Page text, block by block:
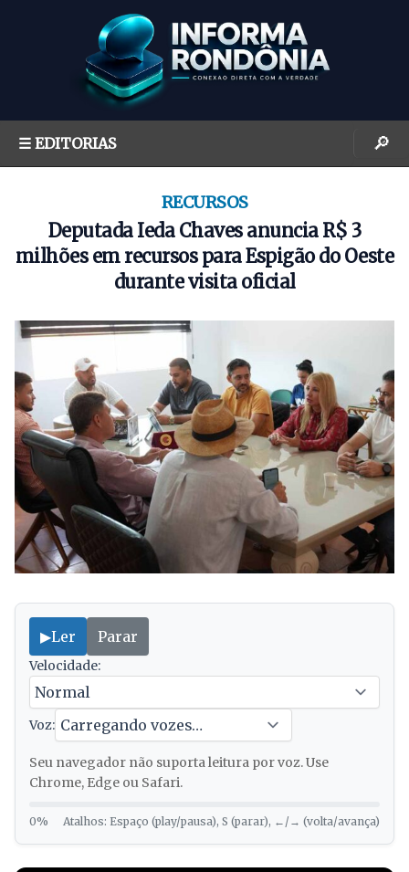
☰ EDITORIAS 🔎
RECURSOS
Deputada Ieda Chaves anuncia R$ 3
milhões em recursos para Espigão do Oeste
durante visita oficial
▶Ler Parar
Velocidade:
Voz:
Seu navegador não suporta leitura por voz. Use
Chrome, Edge ou Safari.
0% Atalhos: Espaço (play/pausa), S (parar), ←/→ (volta/avança)